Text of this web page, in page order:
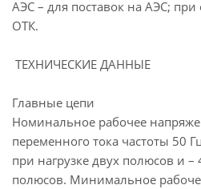
АЭС – для поставок на АЭС; при
ОТК.
ТЕХНИЧЕСКИЕ ДАННЫЕ
Главные цепи
Номинальное рабочее
переменного тока частоты 50
при нагрузке двух полюсов и –
полюсов. Минимальное